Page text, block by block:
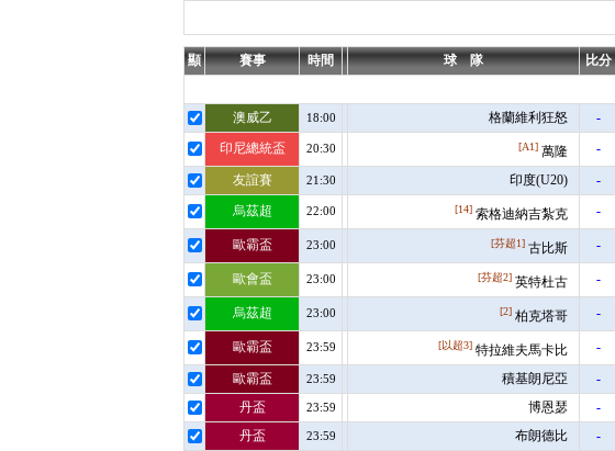
顯 賽事 時間 球 隊 比分
澳威乙
18:00 格蘭維利狂怒 -
印尼總統盃
20:30 [A1] 萬隆 -
友誼賽 21:30 印度(U20) -
烏茲超
22:00 [14] 索格迪納吉紮克 -
歐霸盃 23:00 [芬超1] 古比斯 -
歐會盃 23:00 [芬超2] 英特杜古 -
烏茲超 23:00 [2] 柏克塔哥 -
歐霸盃 23:59 [以超3] 特拉維夫馬卡比 -
歐霸盃 23:59 積基朗尼亞 -
丹盃
23:59 博恩瑟 -
丹盃
23:59 布朗德比 -